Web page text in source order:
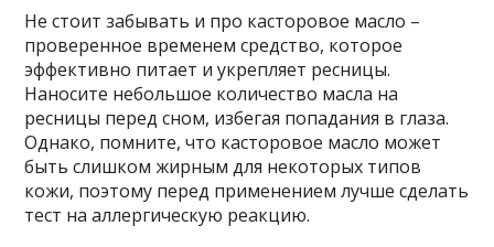
Не стоит забывать и про касторовое масло –
проверенное временем средство, которое
эффективно питает и укрепляет ресницы.
Наносите небольшое количество масла на
ресницы перед сном, избегая попадания в глаза.
Однако, помните, что касторовое масло может
быть слишком жирным для некоторых типов
кожи, поэтому перед применением лучше сделать
тест на аллергическую реакцию.